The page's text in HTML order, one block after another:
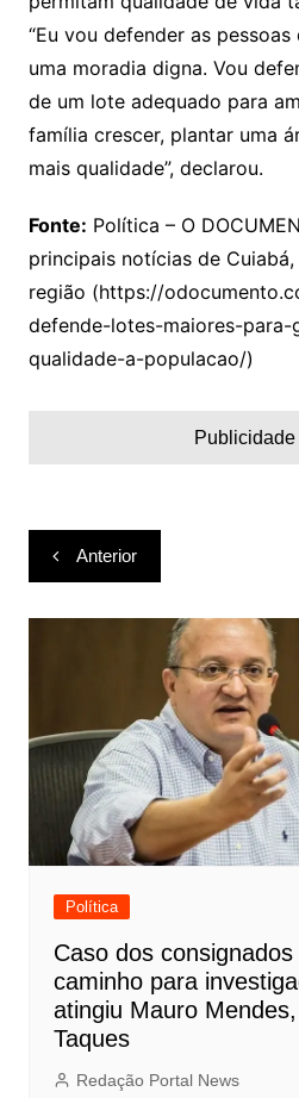
“Eu vou defender as
uma moradia digna. Vou
de um lote adequado para
família crescer, plantar uma
mais qualidade”, declarou.
Fonte: Política – O
principais notícias de
região (https://
defende-lotes-maiores-
qualidade-a-populacao/)
Publicidade
Navegação
de
Post
Anterior
Política
Caso dos consignados
caminho para
atingiu Mauro
Taques
Redação Portal News